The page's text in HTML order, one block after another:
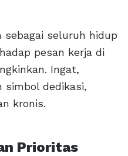
sebagai seluruh hidup
pesan kerja di
Ingat,
simbol dedikasi,
kronis.
Prioritas